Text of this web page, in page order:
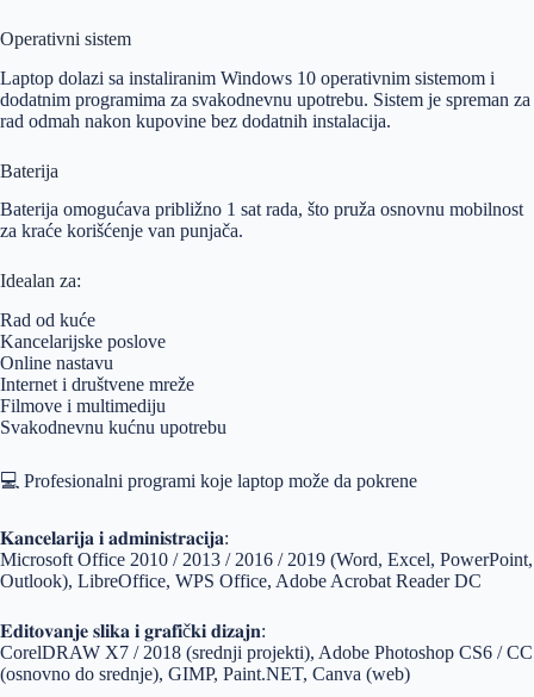
Operativni sistem
Laptop dolazi sa instaliranim Windows 10 operativnim sistemom i
dodatnim programima za svakodnevnu upotrebu. Sistem je spreman za
rad odmah nakon kupovine bez dodatnih instalacija.
Baterija
Baterija omogućava približno 1 sat rada, što pruža osnovnu mobilnost
za kraće korišćenje van punjača.
Idealan za:
Rad od kuće
Kancelarijske poslove
Online nastavu
Internet i društvene mreže
Filmove i multimediju
Svakodnevnu kućnu upotrebu
💻 Profesionalni programi koje laptop može da pokrene
𝐊𝐚𝐧𝐜𝐞𝐥𝐚𝐫𝐢𝐣𝐚 𝐢 𝐚𝐝𝐦𝐢𝐧𝐢𝐬𝐭𝐫𝐚𝐜𝐢𝐣𝐚:
Microsoft Office 2010 / 2013 / 2016 / 2019 (Word, Excel, PowerPoint,
Outlook), LibreOffice, WPS Office, Adobe Acrobat Reader DC
𝐄𝐝𝐢𝐭𝐨𝐯𝐚𝐧𝐣𝐞 𝐬𝐥𝐢𝐤𝐚 𝐢 𝐠𝐫𝐚𝐟𝐢č𝐤𝐢 𝐝𝐢𝐳𝐚𝐣𝐧:
CorelDRAW X7 / 2018 (srednji projekti), Adobe Photoshop CS6 / CC
(osnovno do srednje), GIMP, Paint.NET, Canva (web)